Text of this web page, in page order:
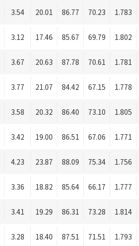
3.54 20.01 86.77 70.23 1.783
3.12 17.46 85.67 69.79 1.802
3.67 20.63 87.78 70.61 1.781
3.77 21.07 84.42 67.15 1.778
3.58 20.32 86.40 73.10 1.805
3.42 19.00 86.51 67.06 1.771
4.23 23.87 88.09 75.34 1.756
3.36 18.82 85.64 66.17 1.777
3.41 19.29 86.31 73.28 1.814
3.28 18.40 87.51 71.51 1.793